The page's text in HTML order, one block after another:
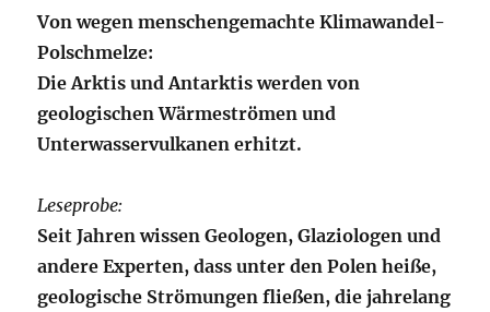
Von wegen menschengemachte Klimawandel-
Polschmelze:
Die Arktis und Antarktis werden von
geologischen Wärmeströmen und
Unterwasservulkanen erhitzt.
Leseprobe:
Seit Jahren wissen Geologen, Glaziologen und
andere Experten, dass unter den Polen heiße,
geologische Strömungen fließen, die jahrelang